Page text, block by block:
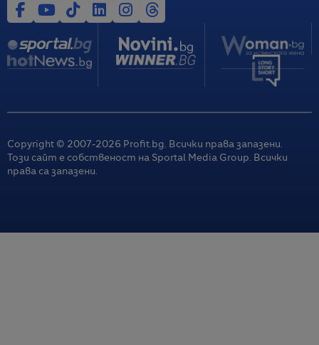
Copyright © 2007-2026 Profit.bg. Всички права запазени.
Този сайт е собственост на Sportal Media Group. Всички
права са запазени.